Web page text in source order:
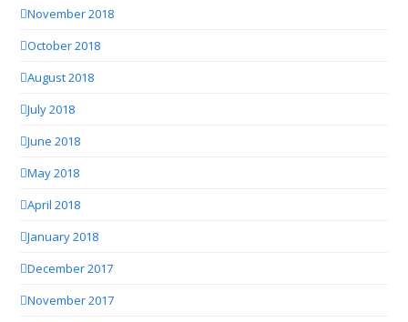
November 2018
October 2018
August 2018
July 2018
June 2018
May 2018
April 2018
January 2018
December 2017
November 2017